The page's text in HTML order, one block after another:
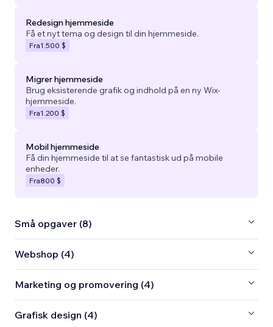
Redesign hjemmeside
Få et nyt tema og design til din hjemmeside.
Fra1.500 $
Migrer hjemmeside
Brug eksisterende grafik og indhold på en ny Wix-
hjemmeside.
Fra1.200 $
Mobil hjemmeside
Få din hjemmeside til at se fantastisk ud på mobile
enheder.
Fra800 $
Små opgaver (8)
Webshop (4)
Marketing og promovering (4)
Grafisk design (4)